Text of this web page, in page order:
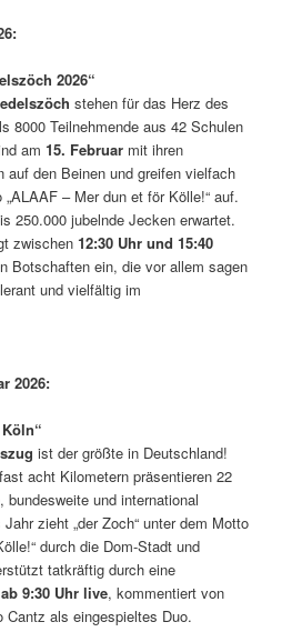
2026“
stehen für das Herz des
8000 Teilnehmende aus 42 Schulen
am15. Februar mit ihren
auf den Beinen und greifen vielfach
– Mer dun et för Kölle!“ auf.
250.000 jubelnde Jecken erwartet.
zwischen12:30 Uhr und 15:40
Botschaften ein, die vor allem sagen
und vielfältig im
2026:
ist der größte in Deutschland!
acht Kilometern präsentieren 22
bundesweite und international
zieht „der Zoch“ unter dem Motto
durch die Dom-Stadt und
tatkräftig durch eine
9:30 Uhr live, kommentiert von
Cantz als eingespieltes Duo.